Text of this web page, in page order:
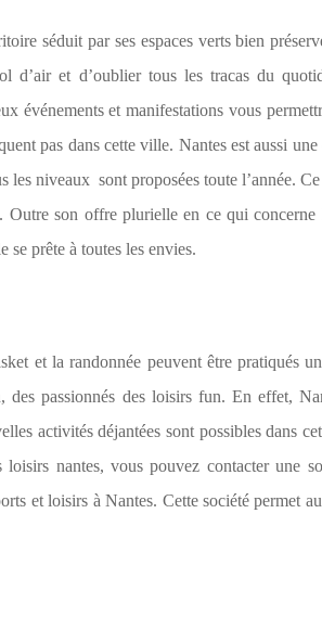
séduit par ses espaces verts bien
d’air et d’oublier tous les tracas du
événements et manifestations vous
pas dans cette ville. Nantes est aussi
niveaux sont proposées toute l’année.
son offre plurielle en ce qui
prête à toutes les envies.
et la randonnée peuvent être pratiqués
des passionnés des loisirs fun. En effet,
activités déjantées sont possibles dans
nantes, vous pouvez contacter une
et loisirs à Nantes. Cette société permet